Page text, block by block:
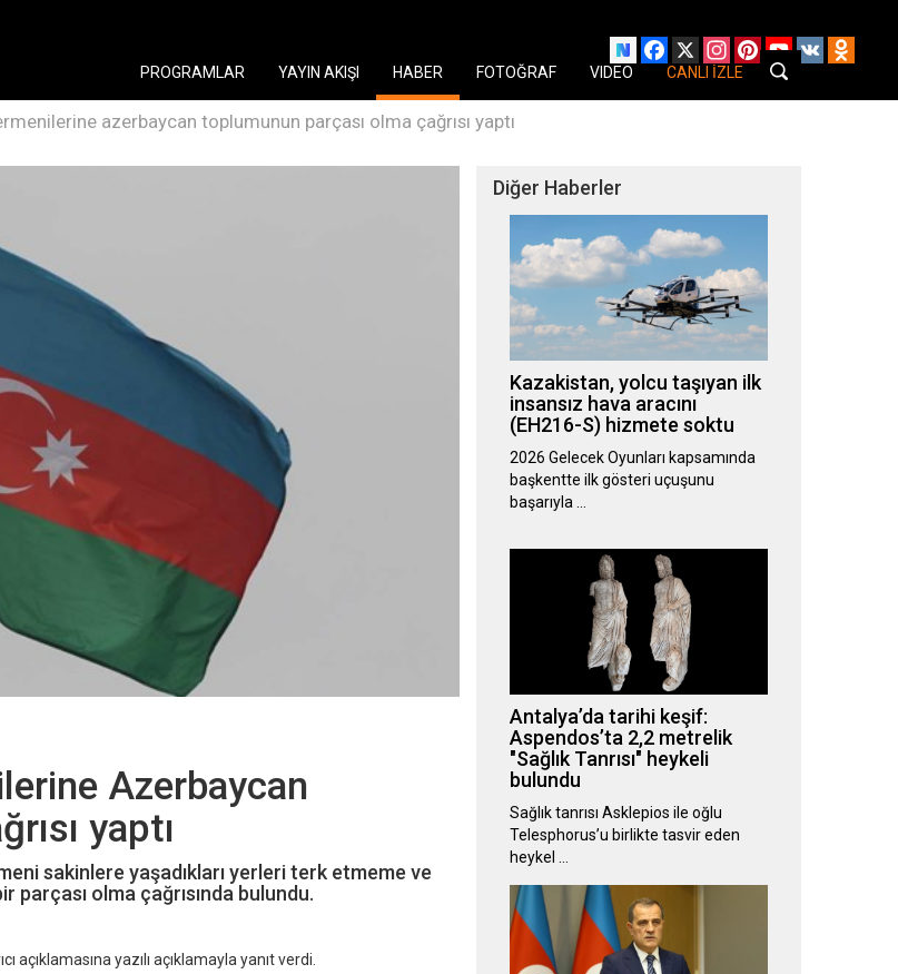
Facebook
X Instagram
PinterestYouTube
VK
PROGRAMLAR
YAYIN AKIŞI HABER FOTOĞRAF VIDEO CANLI İZLE
azerbaycan toplumunun parçası olma çağrısı yaptı
Azerbaycan
yaptı
sakinlere yaşadıkları yerleri terk etmeme ve
olma çağrısında bulundu.
açıklamasına yazılı açıklamayla yanıt verdi.
Diğer Haberler
Kazakistan, yolcu taşıyan ilk
insansız hava aracını
(EH216-S) hizmete soktu
2026 Gelecek Oyunları kapsamında
başkentte ilk gösteri uçuşunu
başarıyla …
Antalya’da tarihi keşif:
Aspendos’ta 2,2 metrelik
"Sağlık Tanrısı" heykeli
bulundu
Sağlık tanrısı Asklepios ile oğlu
Telesphorus’u birlikte tasvir eden
heykel …